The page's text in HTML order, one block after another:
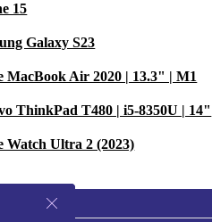
15
Galaxy S23
MacBook Air 2020 | 13.3" | M1
ThinkPad T480 | i5-8350U | 14"
Watch Ultra 2 (2023)